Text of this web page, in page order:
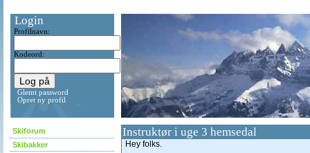
Login
Profilnavn:
Kodeord:
Glemt password
Opret ny profil
Skiforum
Skibakker
Instruktør i uge 3 hemsedal
Hey folks.